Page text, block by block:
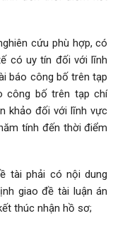
cứu phù hợp, có
có uy tín đối với lĩnh
báo công bố trên tạp
công bố trên tạp chí
khảo đối với lĩnh vực
tính đến thời điểm
tài phải có nội dung
giao đề tài luận án
thúc nhận hồ sơ;